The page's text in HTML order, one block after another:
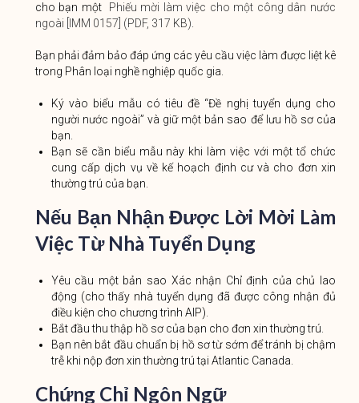
cho bạn một Phiếu mời làm việc cho một công dân nước
ngoài [IMM 0157] (PDF, 317 KB)
Bạn phải đảm bảo đáp ứng các yêu cầu việc làm được liệt kê
trong Phân loại nghề nghiệp quốc gia.
Ký vào biểu mẫu có tiêu đề “Đề nghị tuyển dụng cho
người nước ngoài” và giữ một bản sao để lưu hồ sơ của
bạn.
Bạn sẽ cần biểu mẫu này khi làm việc với một tổ chức
cung cấp dịch vụ về kế hoạch định cư và cho đơn xin
thường trú của bạn.
Nếu Bạn Nhận Được Lời Mời Làm
Việc Từ Nhà Tuyển Dụng
Yêu cầu một bản sao Xác nhận Chỉ định của chủ lao
động (cho thấy nhà tuyển dụng đã được công nhận đủ
điều kiện cho chương trình AIP).
Bắt đầu thu thập hồ sơ của bạn cho đơn xin thường trú.
Bạn nên bắt đầu chuẩn bị hồ sơ từ sớm để tránh bị chậm
trễ khi nộp đơn xin thường trú tại Atlantic Canada.
Chứng Chỉ Ngôn Ngữ